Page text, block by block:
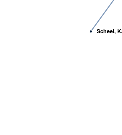
Scheel,